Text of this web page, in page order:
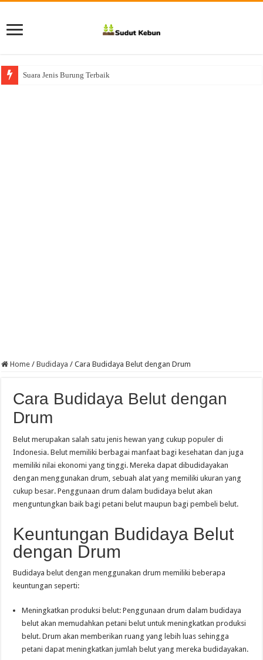
Suara Jenis Burung Terbaik
Home / Budidaya / Cara Budidaya Belut dengan Drum
Cara Budidaya Belut dengan
Drum
Belut merupakan salah satu jenis hewan yang cukup populer di
Indonesia. Belut memiliki berbagai manfaat bagi kesehatan dan juga
memiliki nilai ekonomi yang tinggi. Mereka dapat dibudidayakan
dengan menggunakan drum, sebuah alat yang memiliki ukuran yang
cukup besar. Penggunaan drum dalam budidaya belut akan
menguntungkan baik bagi petani belut maupun bagi pembeli belut.
Keuntungan Budidaya Belut
dengan Drum
Budidaya belut dengan menggunakan drum memiliki beberapa
keuntungan seperti:
Meningkatkan produksi belut: Penggunaan drum dalam budidaya
belut akan memudahkan petani belut untuk meningkatkan produksi
belut. Drum akan memberikan ruang yang lebih luas sehingga
petani dapat meningkatkan jumlah belut yang mereka budidayakan.